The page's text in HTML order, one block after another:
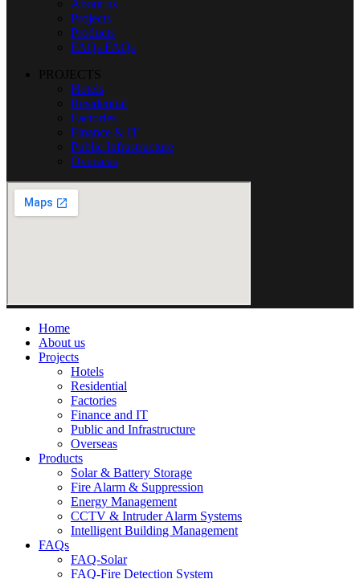
About us
Projects
Products
FAQs FAQs
PROJECTS
Hotels
Residential
Factories
Finance & IT
Public Infrastructure
Overseas
Home
About us
Projects
Hotels
Residential
Factories
Finance and IT
Public and Infrastructure
Overseas
Products
Solar & Battery Storage
Fire Alarm & Suppression
Energy Management
CCTV & Intruder Alarm Systems
Intelligent Building Management
FAQs
FAQ-Solar
FAQ-Fire Detection System